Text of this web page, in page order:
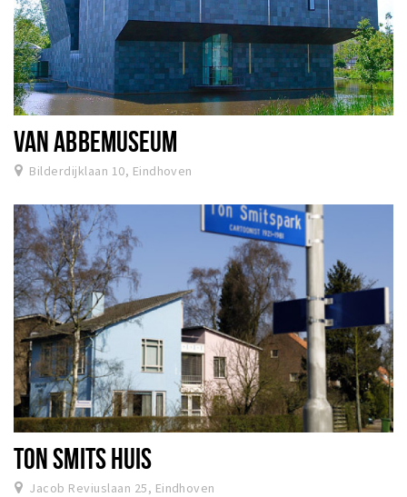
VAN ABBEMUSEUM
Bilderdijklaan 10, Eindhoven
TON SMITS HUIS
Jacob Reviuslaan 25, Eindhoven